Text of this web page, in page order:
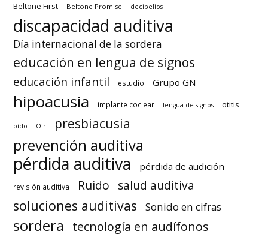
Beltone First Beltone Promise decibelios
discapacidad auditiva
Día internacional de la sordera
educación en lengua de signos
educación infantil estudio Grupo GN
hipoacusia implante coclear lengua de signos otitis
oído Oír presbiacusia
prevención auditiva
pérdida auditiva pérdida de audición
revisión auditiva Ruido salud auditiva
soluciones auditivas Sonido en cifras
sordera tecnología en audífonos